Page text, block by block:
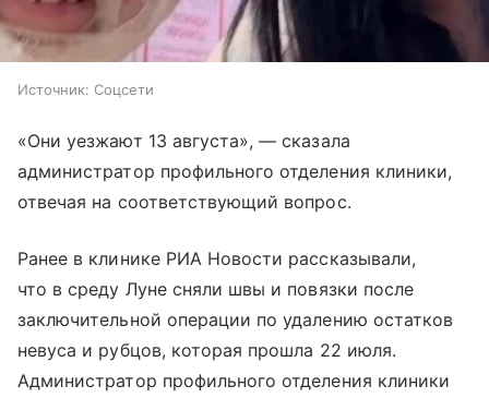
Источник: Соцсети
«Они уезжают 13 августа», — сказала
администратор профильного отделения клиники,
отвечая на соответствующий вопрос.
Ранее в клинике РИА Новости рассказывали,
что в среду Луне сняли швы и повязки после
заключительной операции по удалению остатков
невуса и рубцов, которая прошла 22 июля.
Администратор профильного отделения клиники